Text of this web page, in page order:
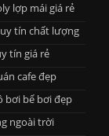
lợp mái giá rẻ
tín chất lượng
tín giá rẻ
cafe đẹp
bơi bể bơi đẹp
ngoài trời